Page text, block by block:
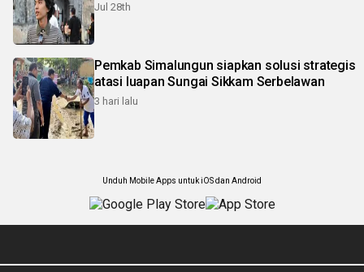
Jul 28th
Pemkab Simalungun siapkan solusi strategis
atasi luapan Sungai Sikkam Serbelawan
3 hari lalu
Unduh Mobile Apps untuk iOS dan Android